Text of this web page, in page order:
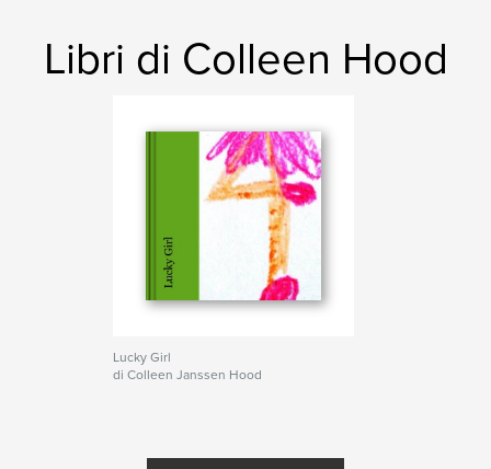
Libri di Colleen Hood
Lucky Girl
di Colleen Janssen Hood